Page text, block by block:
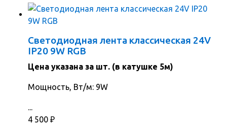
Светодиодная лента классическая 24V
IP20 9W RGB
Цена указана за шт. (в катушке 5м)
Мощность, Вт/м: 9W
...
4 500 ₽